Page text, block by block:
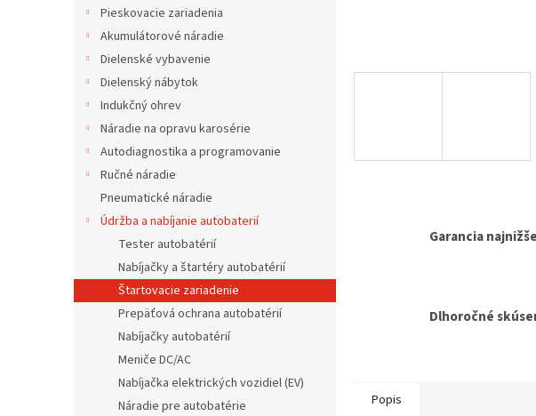
Pieskovacie zariadenia
Akumulátorové náradie
Dielenské vybavenie
Dielenský nábytok
Indukčný ohrev
Náradie na opravu karosérie
Autodiagnostika a programovanie
Ručné náradie
Pneumatické náradie
Údržba a nabíjanie autobaterií
Tester autobatérií
Nabíjačky a štartéry autobatérií
Štartovacie zariadenie
Prepäťová ochrana autobatérií
Nabíjačky autobatérií
Meniče DC/AC
Nabíjačka elektrických vozidiel (EV)
Náradie pre autobatérie
Garancia
Dlhoročné
Popis